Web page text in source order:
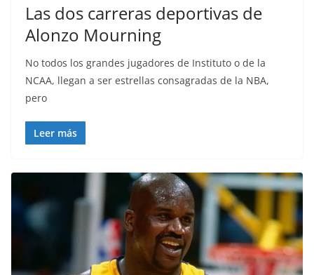
Las dos carreras deportivas de
Alonzo Mourning
No todos los grandes jugadores de Instituto o de la
NCAA, llegan a ser estrellas consagradas de la NBA,
pero
Leer más